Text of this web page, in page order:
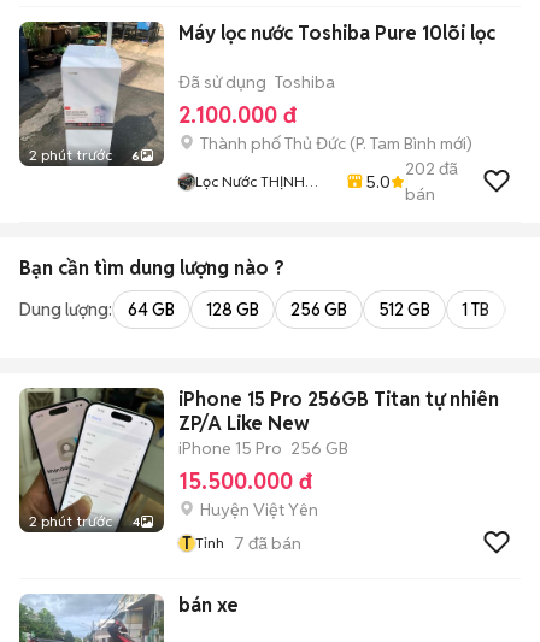
2 phút trước 6
Máy lọc nước Toshiba Pure 10lõi lọc
Đã sử dụng Toshiba
2.100.000 đ
Thành phố Thủ Đức (P. Tam Bình mới)
Lọc Nước THỊNH
5.0
202 đã
bán
Bạn cần tìm dung lượng nào ?
Dung lượng: 64 GB 128 GB 256 GB 512 GB 1 TB
2 phút trước 4
iPhone 15 Pro 256GB Titan tự nhiên
ZP/A Like New
iPhone 15 Pro 256 GB
15.500.000 đ
Huyện Việt Yên
T Tỉnh 7 đã bán
bán xe